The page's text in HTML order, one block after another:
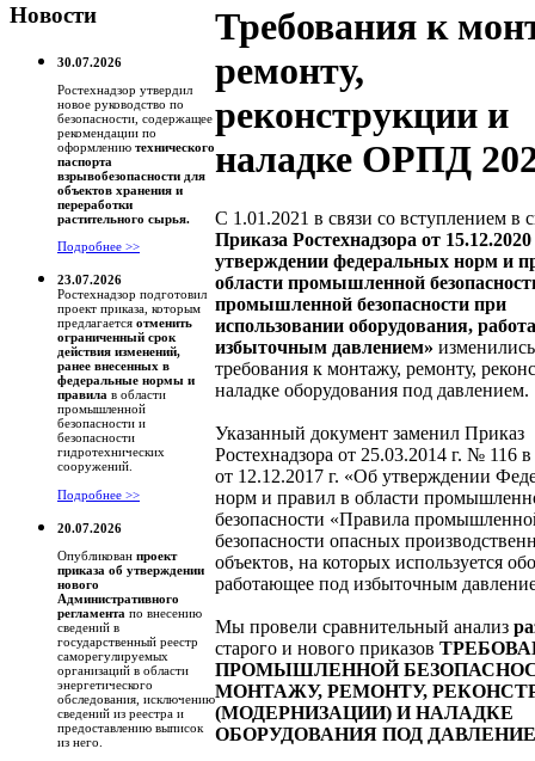
Новости
30.07.2026
Ростехнадзор утвердил
новое руководство по
безопасности, содержащее
рекомендации по
оформлению технического
паспорта
взрывобезопасности для
объектов хранения и
переработки
растительного сырья.
Подробнее >>
23.07.2026
Ростехнадзор подготовил
проект приказа, которым
предлагается отменить
ограниченный срок
действия изменений,
ранее внесенных в
федеральные нормы и
правила в области
промышленной
безопасности и
безопасности
гидротехнических
сооружений.
Подробнее >>
20.07.2026
Опубликован проект
приказа об утверждении
нового
Административного
регламента по внесению
сведений в
государственный реестр
саморегулируемых
организаций в области
энергетического
обследования, исключению
сведений из реестра и
предоставлению выписок
из него.
Требования к
ремонту,
реконструкции и
наладке ОРПД
С 1.01.2021 в связи со вступлением в
Приказа Ростехнадзора от
утверждении федеральных норм и
области промышленной
промышленной безопасности при
использовании оборудования,
избыточным давлением»
требования к монтажу, ремонту,
наладке оборудования под давлением.
Указанный документ заменил Приказ
Ростехнадзора от 25.03.2014 г. № 116
от 12.12.2017 г. «Об утверждении
норм и правил в области
безопасности «Правила
безопасности опасных
объектов, на которых используется
работающее под избыточным
Мы провели сравнительный анализ
старого и нового приказов Т
ПРОМЫШЛЕННОЙ
МОНТАЖУ, РЕМОНТУ,
(МОДЕРНИЗАЦИИ) И НАЛАДКЕ
ОБОРУДОВАНИЯ ПОД